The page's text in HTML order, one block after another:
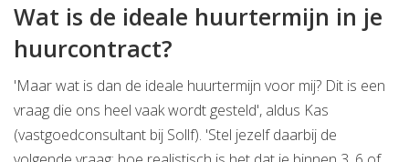
Wat is de ideale huurtermijn in je
huurcontract?
'Maar wat is dan de ideale huurtermijn voor mij? Dit is een
vraag die ons heel vaak wordt gesteld', aldus Kas
(vastgoedconsultant bij Sollf). 'Stel jezelf daarbij de